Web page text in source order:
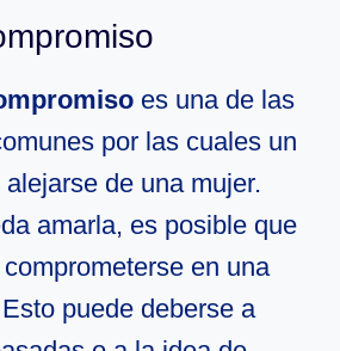
es una de las
por las cuales un
de una mujer.
amarla, es posible que
en una
puede deberse a